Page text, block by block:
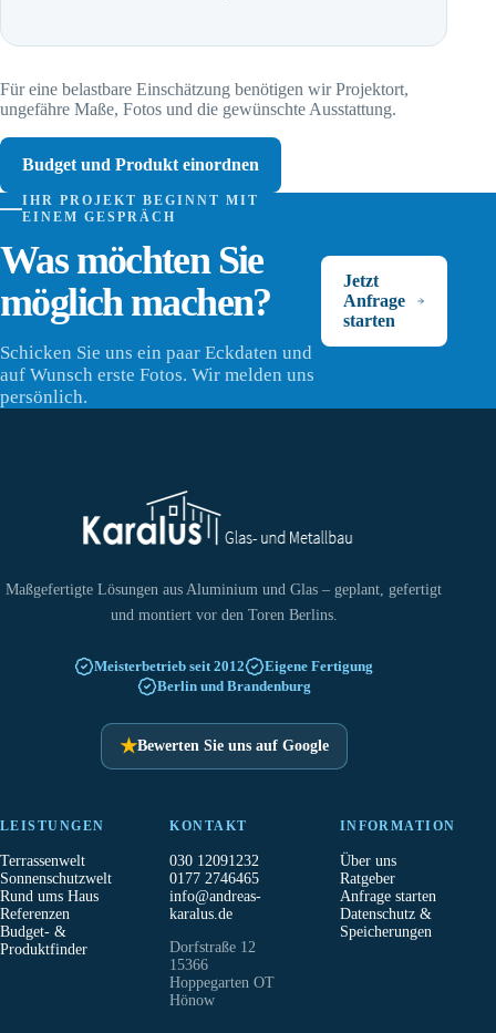
Für eine belastbare Einschätzung benötigen wir Projektort,
ungefähre Maße, Fotos und die gewünschte Ausstattung.
Budget und Produkt einordnen
IHR PROJEKT BEGINNT MIT
EINEM GESPRÄCH
Was möchten Sie
möglich machen?
Schicken Sie uns ein paar Eckdaten und
auf Wunsch erste Fotos. Wir melden uns
persönlich.
Jetzt
Anfrage
starten
Maßgefertigte Lösungen aus Aluminium und Glas – geplant, gefertigt
und montiert vor den Toren Berlins.
Meisterbetrieb seit 2012
Eigene Fertigung
Berlin und Brandenburg
★Bewerten Sie uns auf Google
LEISTUNGEN
Terrassenwelt
Sonnenschutzwelt
Rund ums Haus
Referenzen
Budget- &
Produktfinder
KONTAKT
030 12091232
0177 2746465
info@andreas-
karalus.de
Dorfstraße 12
15366
Hoppegarten OT
Hönow
INFORMATION
Über uns
Ratgeber
Anfrage starten
Datenschutz &
Speicherungen